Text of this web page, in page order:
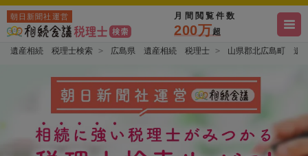
朝日新聞社運営 月間閲覧件数
200万超
遺産相続 税理士検索 広島県 遺産相続 税理士 山県郡北広島町 遺